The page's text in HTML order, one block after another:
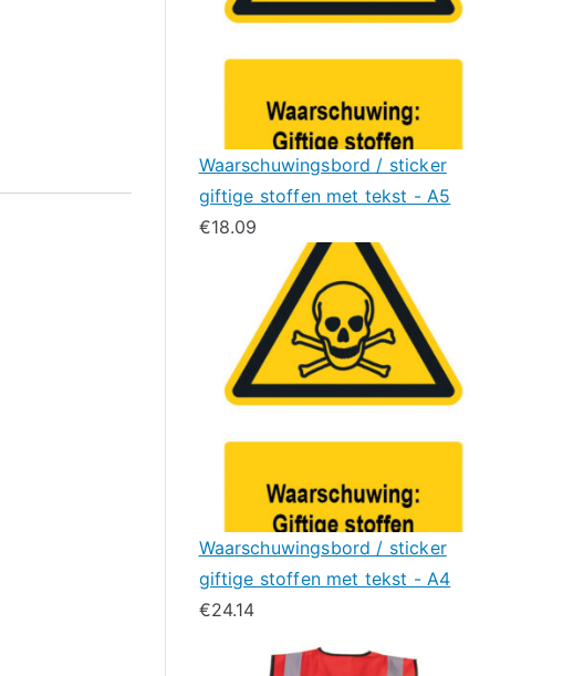
Waarschuwingsbord / sticker
giftige stoffen met tekst - A5
€18.09
Waarschuwingsbord / sticker
giftige stoffen met tekst - A4
€24.14